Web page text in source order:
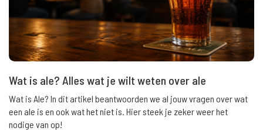
Wat is ale? Alles wat je wilt weten over ale
Wat is Ale? In dit artikel beantwoorden we al jouw vragen over wat
een ale is en ook wat het niet is. Hier steek je zeker weer het
nodige van op!